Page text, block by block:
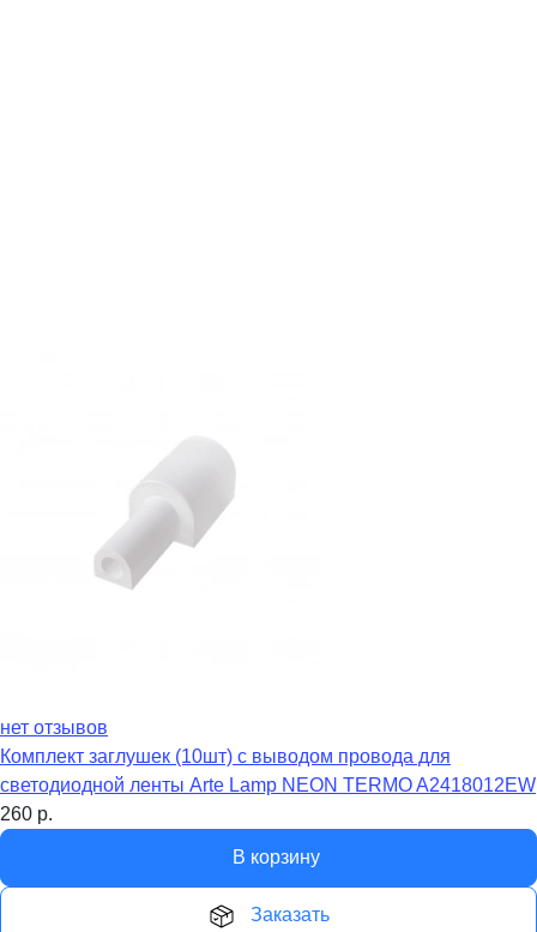
нет отзывов
Комплект заглушек (10шт) с выводом провода для
светодиодной ленты Arte Lamp NEON TERMO A2418012EW
260 р.
В корзину
Заказать